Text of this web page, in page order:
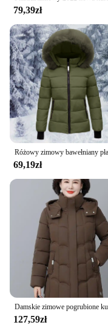
79,39zł
69,19zł
127,59zł